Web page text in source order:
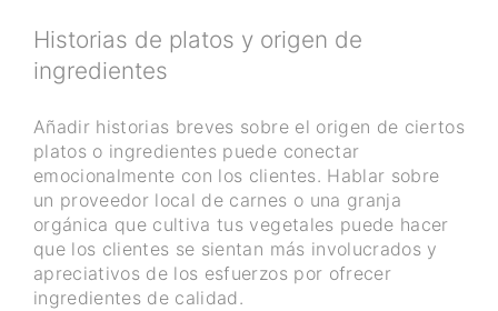
Historias de platos y origen de
ingredientes
Añadir historias breves sobre el origen de ciertos
platos o ingredientes puede conectar
emocionalmente con los clientes. Hablar sobre
un proveedor local de carnes o una granja
orgánica que cultiva tus vegetales puede hacer
que los clientes se sientan más involucrados y
apreciativos de los esfuerzos por ofrecer
ingredientes de calidad.